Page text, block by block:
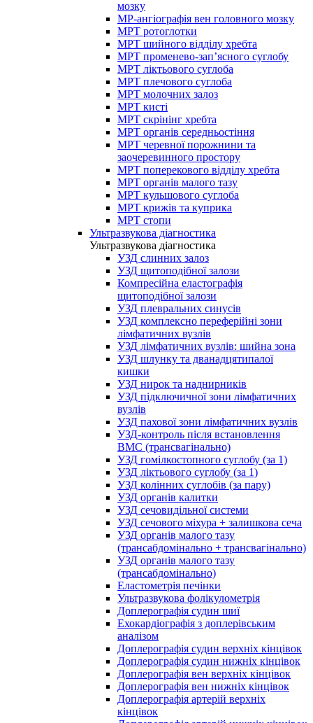
мозку
МР-ангіографія вен головного мозку
МРТ ротоглотки
МРТ шийного відділу хребта
МРТ променево-зап’ясного суглобу
МРТ ліктьового суглоба
МРТ плечового суглоба
МРТ молочних залоз
МРТ кисті
МРТ скрінінг хребта
МРТ органів середньостіння
МРТ черевної порожнини та
заочеревинного простору
МРТ поперекового відділу хребта
МРТ органів малого тазу
МРТ кульшового суглоба
МРТ крижів та куприка
МРТ стопи
Ультразвукова діагностика
Ультразвукова діагностика
УЗД слинних залоз
УЗД щитоподібної залози
Компресійна еластографія
щитоподібної залози
УЗД плевральних синусів
УЗД комплексно переферійні зони
лімфатичних вузлів
УЗД лімфатичних вузлів: шийна зона
УЗД шлунку та дванадцятипалої
кишки
УЗД нирок та наднирників
УЗД підключичної зони лімфатичних
вузлів
УЗД пахової зони лімфатичних вузлів
УЗД-контроль після встановлення
ВМС (трансвагінально)
УЗД гомілкостопного суглобу (за 1)
УЗД ліктьового суглобу (за 1)
УЗД колінних суглобів (за пару)
УЗД органів калитки
УЗД сечовидільної системи
УЗД сечового міхура + залишкова сеча
УЗД органів малого тазу
(трансабдомінально + трансвагінально)
УЗД органів малого тазу
(трансабдомінально)
Еластометрія печінки
Ультразвукова фолікулометрія
Доплерографія судин шиї
Ехокардіографія з доплерівським
аналізом
Доплерографія судин верхніх кінцівок
Доплерографія судин нижніх кінцівок
Доплерографія вен верхніх кінцівок
Доплерографія вен нижніх кінцівок
Доплерографія артерій верхніх
кінцівок